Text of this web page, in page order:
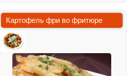
Картофель фри во фритюре